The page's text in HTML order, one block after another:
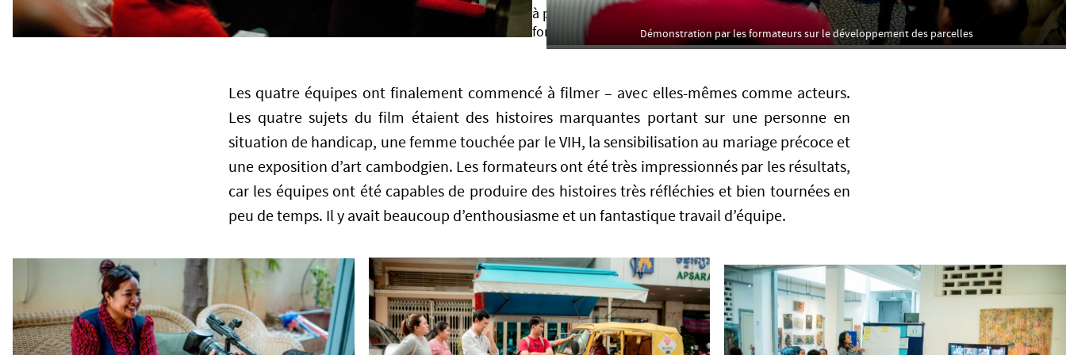
à partir du
formateur.
Démonstration par les formateurs sur le développement des parcelles
Les quatre équipes ont finalement commencé à filmer – avec elles-mêmes comme acteurs.
Les quatre sujets du film étaient des histoires marquantes portant sur une personne en
situation de handicap, une femme touchée par le VIH, la sensibilisation au mariage précoce et
une exposition d’art cambodgien. Les formateurs ont été très impressionnés par les résultats,
car les équipes ont été capables de produire des histoires très réfléchies et bien tournées en
peu de temps. Il y avait beaucoup d’enthousiasme et un fantastique travail d’équipe.